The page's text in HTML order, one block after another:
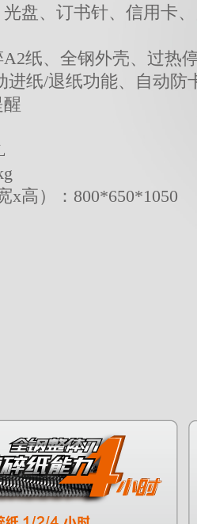
盘、订书针、信用卡
纸、全钢外壳、过热
进纸/退纸功能、自动防
x高）：800*650*1050